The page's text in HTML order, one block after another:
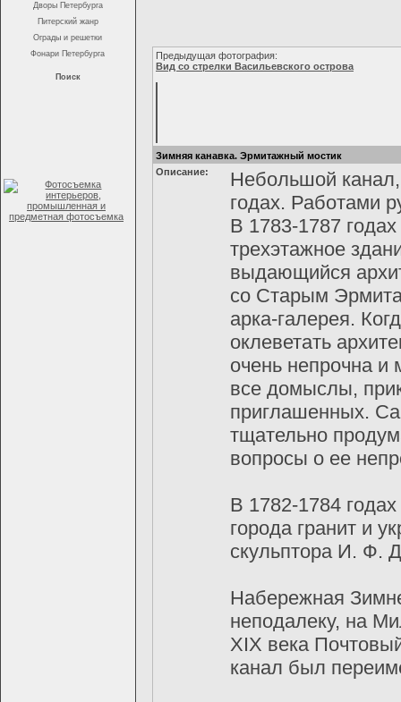
Дворы Петербурга
Питерский жанр
Ограды и решетки
Фонари Петербурга
Поиск
Предыдущая фотография:
Вид со стрелки Васильевского острова
Зимняя канавка. Эрмитажный мостик
Описание:
Небольшой
годах. Работами
В 1783-1787
трехэтажное
выдающийся
со Старым
арка-галерея.
оклеветать
очень непрочна и
все домыслы,
приглашенных.
тщательно
вопросы о ее
В 1782-1784
города гранит и
скульптора И. Ф.
Набережная
неподалеку, на
XIX века
канал был